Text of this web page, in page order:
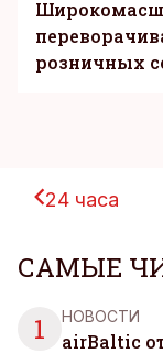
розничных
24 часа
САМЫЕ
1
НОВОСТИ
airBaltic